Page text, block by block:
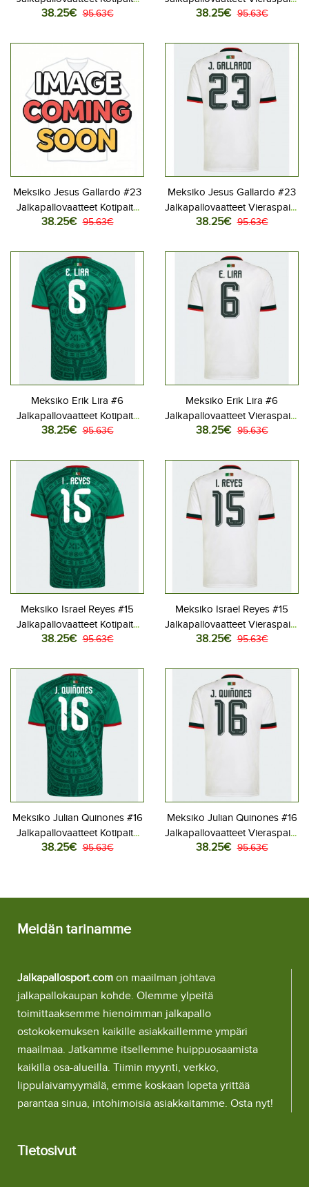
MM-kisat 2026 Lyhythihainen
38.25€ 95.63€
MM-kisat 2026 Lyhythihainen
38.25€ 95.63€
Meksiko Jesus Gallardo #23
Jalkapallovaatteet Kotipaita
MM-kisat 2026 Lyhythihainen
38.25€ 95.63€
Meksiko Jesus Gallardo #23
Jalkapallovaatteet Vieraspaita
MM-kisat 2026 Lyhythihainen
38.25€ 95.63€
Meksiko Erik Lira #6
Jalkapallovaatteet Kotipaita
MM-kisat 2026 Lyhythihainen
38.25€ 95.63€
Meksiko Erik Lira #6
Jalkapallovaatteet Vieraspaita
MM-kisat 2026 Lyhythihainen
38.25€ 95.63€
Meksiko Israel Reyes #15
Jalkapallovaatteet Kotipaita
MM-kisat 2026 Lyhythihainen
38.25€ 95.63€
Meksiko Israel Reyes #15
Jalkapallovaatteet Vieraspaita
MM-kisat 2026 Lyhythihainen
38.25€ 95.63€
Meksiko Julian Quinones #16
Jalkapallovaatteet Kotipaita
MM-kisat 2026 Lyhythihainen
38.25€ 95.63€
Meksiko Julian Quinones #16
Jalkapallovaatteet Vieraspaita
MM-kisat 2026 Lyhythihainen
38.25€ 95.63€
Meidän tarinamme
Jalkapallosport.com on maailman johtava
jalkapallokaupan kohde. Olemme ylpeitä
toimittaaksemme hienoimman jalkapallo
ostokokemuksen kaikille asiakkaillemme ympäri
maailmaa. Jatkamme itsellemme huippuosaamista
kaikilla osa-alueilla. Tiimin myynti, verkko,
lippulaivamyymälä, emme koskaan lopeta yrittää
parantaa sinua, intohimoisia asiakkaitamme. Osta nyt!
Tietosivut